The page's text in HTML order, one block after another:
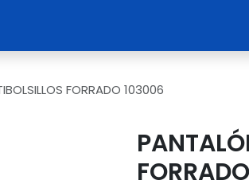
Revisión
FORRADO 103006